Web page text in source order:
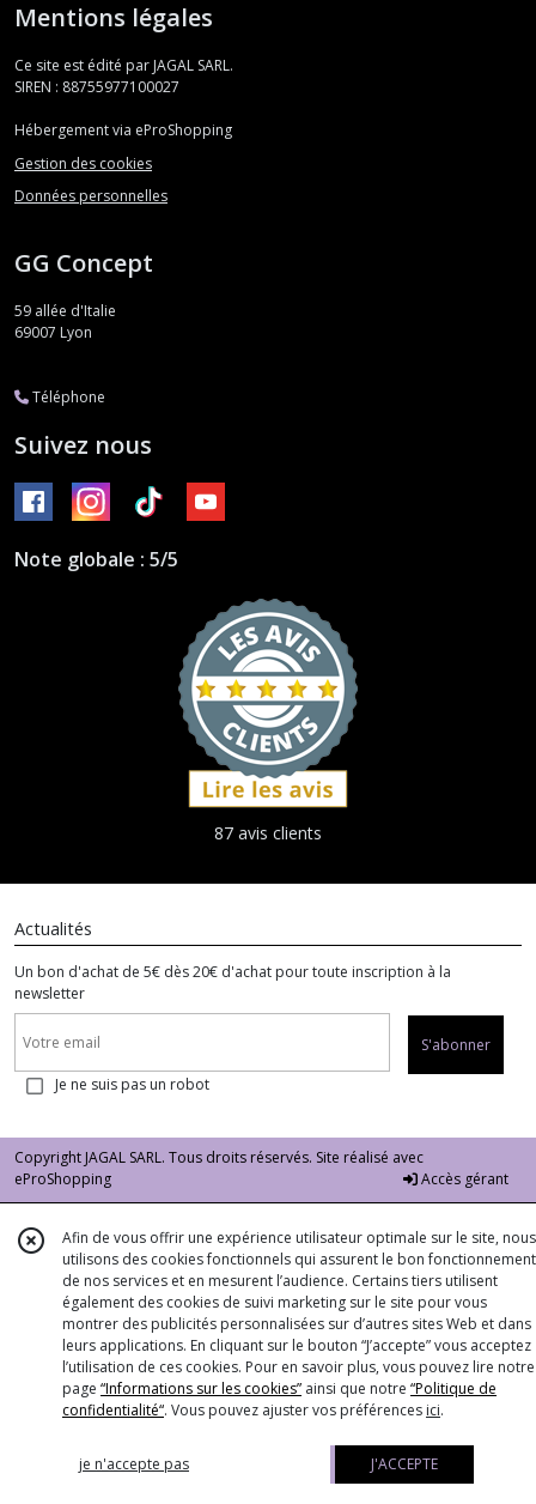
Mentions légales
Ce site est édité par JAGAL SARL.
SIREN : 88755977100027
Hébergement via eProShopping
Gestion des cookies
Données personnelles
GG Concept
59 allée d'Italie
69007 Lyon
Téléphone
Suivez nous
Note globale : 5/5
87 avis clients
Actualités
Un bon d'achat de 5€ dès 20€ d'achat pour toute inscription à la
newsletter
S'abonner
Je ne suis pas un robot
Copyright JAGAL SARL. Tous droits réservés. Site réalisé avec
eProShopping
Accès gérant
Afin de vous offrir une expérience utilisateur optimale sur le site, nous
utilisons des cookies fonctionnels qui assurent le bon fonctionnement
de nos services et en mesurent l’audience. Certains tiers utilisent
également des cookies de suivi marketing sur le site pour vous
montrer des publicités personnalisées sur d’autres sites Web et dans
leurs applications. En cliquant sur le bouton “J’accepte” vous acceptez
l’utilisation de ces cookies. Pour en savoir plus, vous pouvez lire notre
page “Informations sur les cookies” ainsi que notre “Politique de
confidentialité“. Vous pouvez ajuster vos préférences ici.
je n'accepte pas J'ACCEPTE